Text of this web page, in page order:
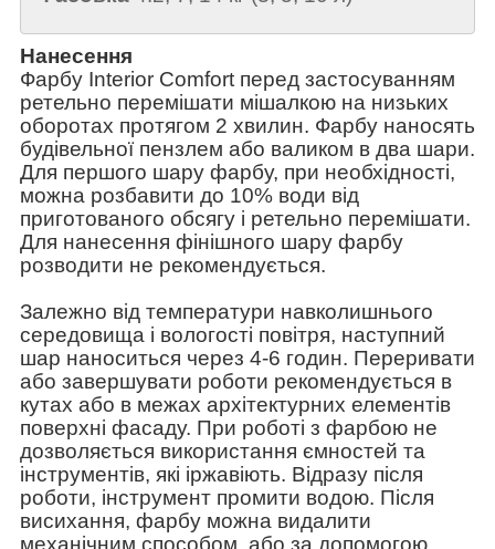
Нанесення
Фарбу Interior Comfort перед застосуванням
ретельно перемішати мішалкою на низьких
оборотах протягом 2 хвилин. Фарбу наносять
будівельної пензлем або валиком в два шари.
Для першого шару фарбу, при необхідності,
можна розбавити до 10% води від
приготованого обсягу і ретельно перемішати.
Для нанесення фінішного шару фарбу
розводити не рекомендується.
Залежно від температури навколишнього
середовища і вологості повітря, наступний
шар наноситься через 4-6 годин. Переривати
або завершувати роботи рекомендується в
кутах або в межах архітектурних елементів
поверхні фасаду. При роботі з фарбою не
дозволяється використання ємностей та
інструментів, які іржавіють. Відразу після
роботи, інструмент промити водою. Після
висихання, фарбу можна видалити
механічним способом, або за допомогою